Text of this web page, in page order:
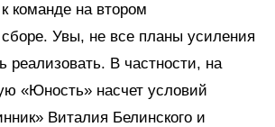
команде на втором
Увы, не все планы усиления
реализовать. В частности, на
«Юность» насчет условий
Виталия Белинского и